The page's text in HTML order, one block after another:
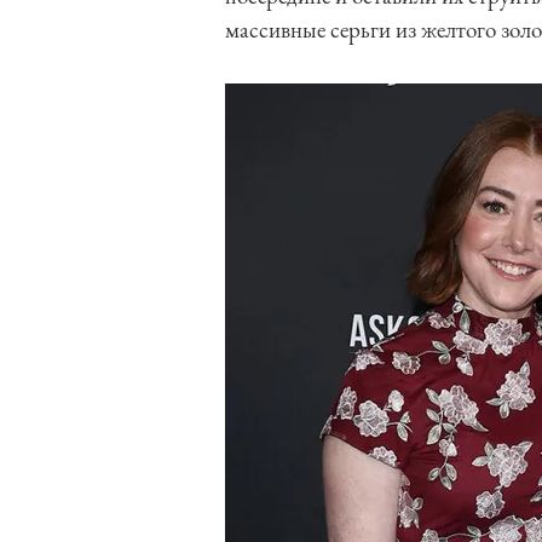
массивные серьги из желтого